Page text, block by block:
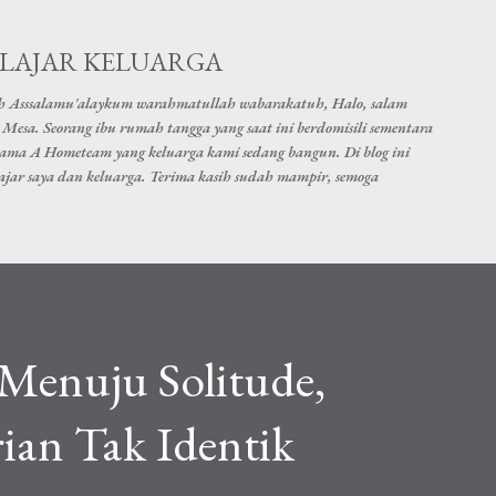
KELUARGA
warahmatullah wabarakatuh, Halo, salam
Seorang ibu rumah tangga yang saat ini berdomisili sementara
A Hometeam yang keluarga kami sedang bangun. Di blog ini
saya dan keluarga. Terima kasih sudah mampir, semoga
Solitude,
Tak Identik